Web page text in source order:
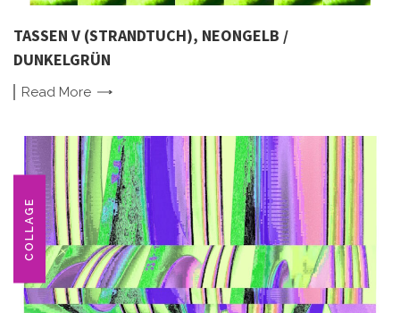
TASSEN V (STRANDTUCH), NEONGELB /
DUNKELGRÜN
Read More
COLLAGE